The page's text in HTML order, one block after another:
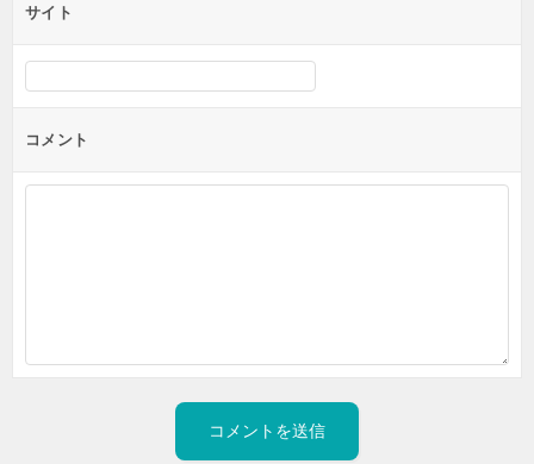
サイト
コメント